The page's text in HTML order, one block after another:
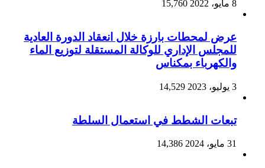
8 مايو، 2022 15,760
عرض لمحطات بارزة خلال انعقاد الدورة العادية
للمجلس الإداري للوكالة المستقلة لتوزيع الماء
والكهرباء بمكناس
3 يوليو، 2023 14,529
تبعات الشطط في استعمال السلطة
31 مايو، 2024 14,386